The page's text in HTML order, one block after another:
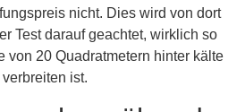
nicht. Dies wird von dort
Test darauf geachtet, wirklich so
von 20 Quadratmetern hinter kälte
verbreiten ist.